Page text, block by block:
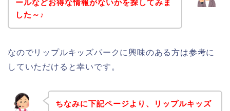
ールなどお得な情報がないかを探してみま
した～♪
なのでリップルキッズパークに興味のある方は参考に
していただけると幸いです。
ちなみに下記ページより、リップルキッズ